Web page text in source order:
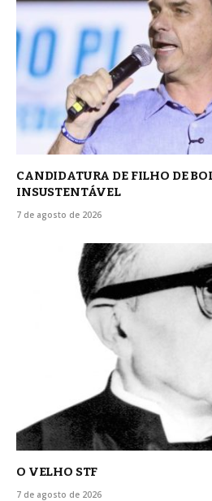
CANDIDATURA DE FILHO DE
INSUSTENTÁVEL
7 de agosto de 2026
O VELHO STF
7 de agosto de 2026